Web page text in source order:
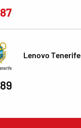
87
Lenovo Tenerife
89